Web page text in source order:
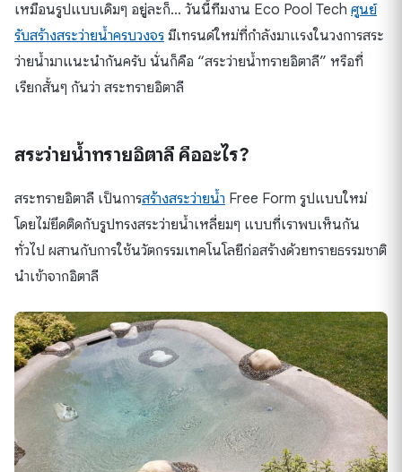
เหมือนรูปแบบเดิมๆ อยู่ละก็… วันนี้ทีมงาน Eco Pool Tech ศูนย์
รับสร้างสระว่ายน้ำครบวงจร มีเทรนด์ใหม่ที่กำลังมาแรงในวงการสระ
ว่ายน้ำมาแนะนำกันครับ นั่นก็คือ “สระว่ายน้ำทรายอิตาลี” หรือที่
เรียกสั้นๆ กันว่า สระทรายอิตาลี
สระว่ายน้ำทรายอิตาลี คืออะไร?
สระทรายอิตาลี เป็นการสร้างสระว่ายน้ำ Free Form รูปแบบใหม่
โดยไม่ยึดติดกับรูปทรงสระว่ายน้ำเหลี่ยมๆ แบบที่เราพบเห็นกัน
ทั่วไป ผสานกับการใช้นวัตกรรมเทคโนโลยีก่อสร้างด้วยทรายธรรมชาติ
นำเข้าจากอิตาลี